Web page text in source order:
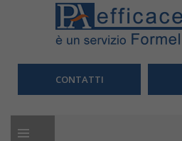
CONTATTI